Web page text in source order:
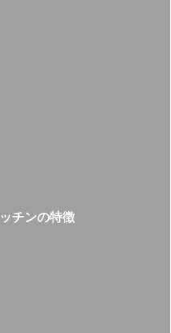
チンの特徴